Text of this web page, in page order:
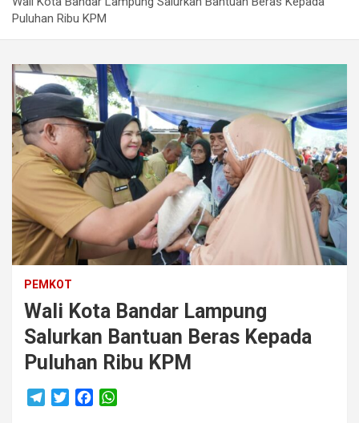
Puluhan Ribu KPM
PEMKOT
Wali Kota Bandar Lampung
Salurkan Bantuan Beras Kepada
Puluhan Ribu KPM